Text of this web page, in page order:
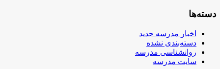
دسته‌ها
اخبار مدرسه جدید
دسته‌بندی نشده
روانشناسی مدرسه
سایت مدرسه